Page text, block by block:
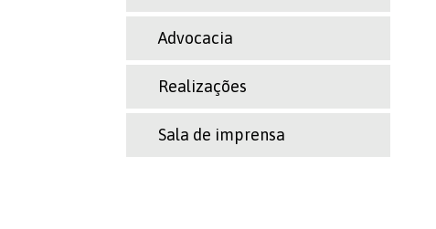
Advocacia
Realizações
Sala de imprensa